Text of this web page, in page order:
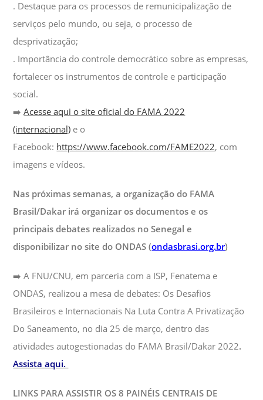
. Destaque para os processos de remunicipalização de
serviços pelo mundo, ou seja, o processo de
desprivatização;
. Importância do controle democrático sobre as empresas,
fortalecer os instrumentos de controle e participação
social.
➡️Acesse aqui o site oficial do FAMA 2022
(internacional) e o
Facebook: https://www.facebook.com/FAME2022, com
imagens e vídeos.
Nas próximas semanas, a organização do FAMA
Brasil/Dakar irá organizar os documentos e os
principais debates realizados no Senegal e
disponibilizar no site do ONDAS (ondasbrasi.org.br)
➡️ A FNU/CNU, em parceria com a ISP, Fenatema e
ONDAS, realizou a mesa de debates: Os Desafios
Brasileiros e Internacionais Na Luta Contra A Privatização
Do Saneamento, no dia 25 de março, dentro das
atividades autogestionadas do FAMA Brasil/Dakar 2022.
Assista aqui.
LINKS PARA ASSISTIR OS 8 PAINÉIS CENTRAIS DE